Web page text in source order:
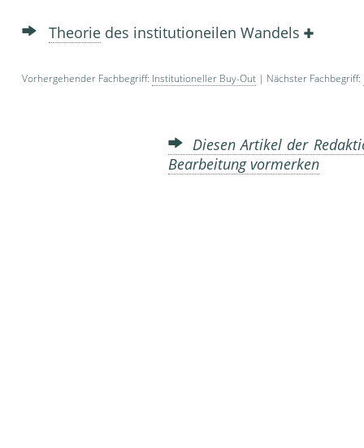
Theorie des institutioneilen Wandels
Vorhergehender Fachbegriff: Institutioneller Buy-Out | Nächster Fachbegriff:
Diesen Artikel der
Bearbeitung vormerken